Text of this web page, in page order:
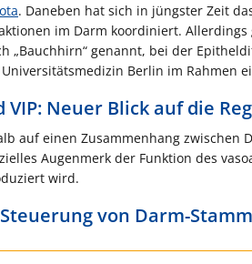
. Daneben hat sich in jüngster Zeit
im Darm koordiniert.
„Bauchhirn“ genannt, bei der
Berlin im Rahmen
Neuer Blick auf die
auf einen Zusammenhang zwischen
Augenmerk der Funktion des
wird.
von Darm-